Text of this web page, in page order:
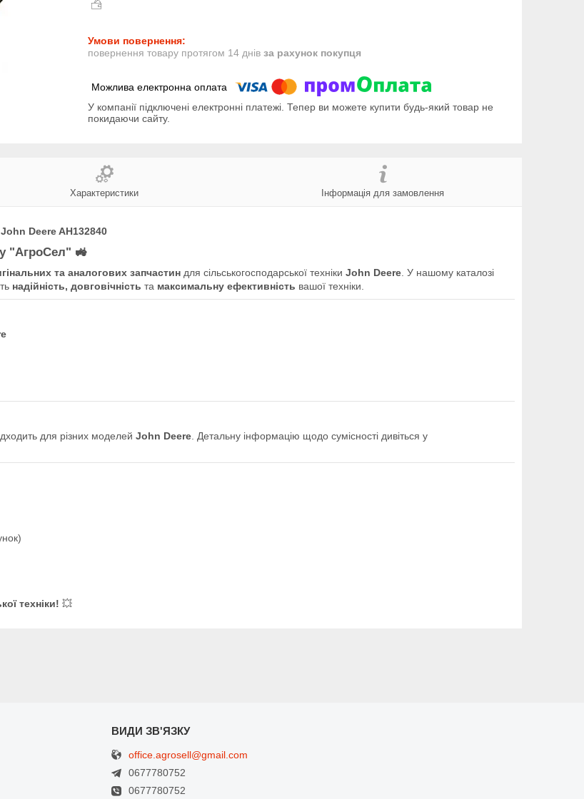
повернення товару протягом 14 днів за рахунок покупця
У компанії підключені електронні платежі. Тепер ви можете купити будь-який товар не
покидаючи сайту.
Характеристики Інформація для замовлення
Deere AH132840
"АгроСел" 🚜
та аналогових запчастин для сільськогосподарської техніки John Deere . У нашому каталозі
надійність, довговічність та максимальну ефективність вашої техніки.
для різних моделей John Deere . Детальну інформацію щодо сумісності дивіться у
техніки! 💥
office.agrosell@gmail.com
0677780752
0677780752